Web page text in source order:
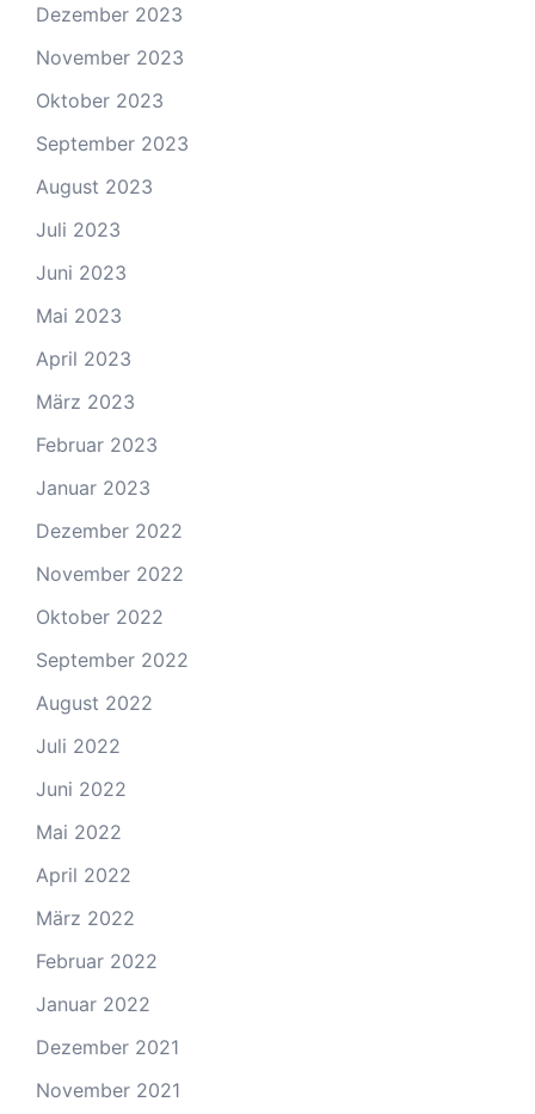
Dezember 2023
November 2023
Oktober 2023
September 2023
August 2023
Juli 2023
Juni 2023
Mai 2023
April 2023
März 2023
Februar 2023
Januar 2023
Dezember 2022
November 2022
Oktober 2022
September 2022
August 2022
Juli 2022
Juni 2022
Mai 2022
April 2022
März 2022
Februar 2022
Januar 2022
Dezember 2021
November 2021